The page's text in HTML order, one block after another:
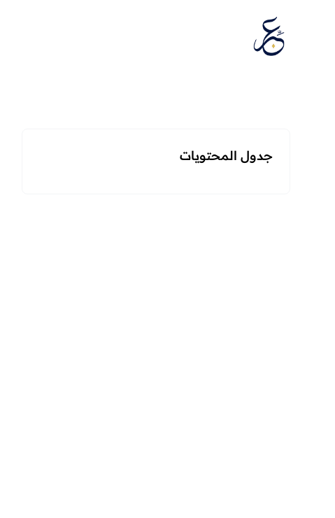
جدول المحتويات